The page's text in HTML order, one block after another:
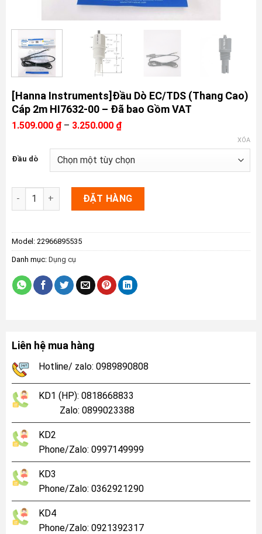
[Hanna Instruments]Đầu Dò EC/TDS (Thang Cao)
Cáp 2m HI7632-00 – Đã bao Gồm VAT
1.509.000 ₫ – 3.250.000 ₫Khoảng
giá:
1.509.000 ₫
đến
3.250.000 ₫
Đầu dò
XÓA
[Hanna Instruments]Đầu Dò EC/TDS (Thang Cao) Cáp 2m
ĐẶT HÀNG
Model: 22966895535
Danh mục: Dụng cụ
Liên hệ mua hàng
Hotline/ zalo: 0989890808
KD1 (HP): 0818668833
Zalo: 0899023388
KD2
Phone/Zalo: 0997149999
KD3
Phone/Zalo: 0362921290
KD4
Phone/Zalo: 0921392317